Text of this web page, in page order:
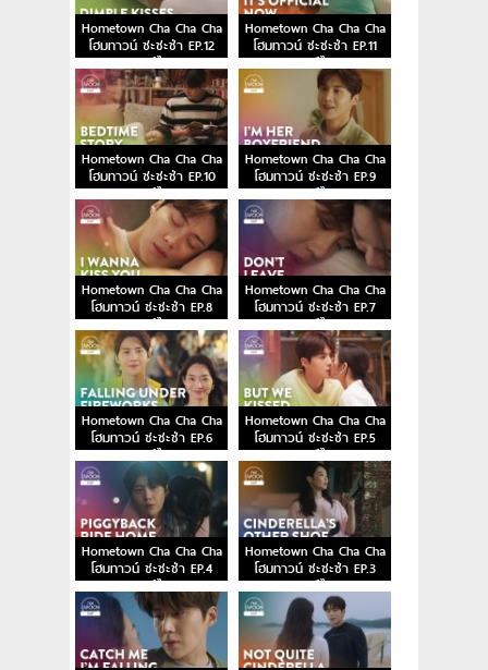
Hometown Cha Cha Cha
โฮมทาวน์ ชะชะช่า EP.12
พากย์ไทย
Hometown Cha Cha Cha
โฮมทาวน์ ชะชะช่า EP.11
พากย์ไทย
Hometown Cha Cha Cha
โฮมทาวน์ ชะชะช่า EP.10
พากย์ไทย
Hometown Cha Cha Cha
โฮมทาวน์ ชะชะช่า EP.9
พากย์ไทย
Hometown Cha Cha Cha
โฮมทาวน์ ชะชะช่า EP.8
พากย์ไทย
Hometown Cha Cha Cha
โฮมทาวน์ ชะชะช่า EP.7
พากย์ไทย
Hometown Cha Cha Cha
โฮมทาวน์ ชะชะช่า EP.6
พากย์ไทย
Hometown Cha Cha Cha
โฮมทาวน์ ชะชะช่า EP.5
พากย์ไทย
Hometown Cha Cha Cha
โฮมทาวน์ ชะชะช่า EP.4
พากย์ไทย
Hometown Cha Cha Cha
โฮมทาวน์ ชะชะช่า EP.3
พากย์ไทย